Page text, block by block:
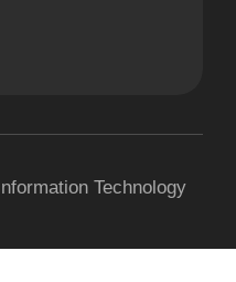
Technology